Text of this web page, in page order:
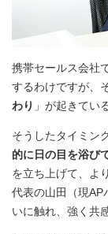
携帯セールス会社
するわけですが、
わり 」が起きてい
そうしたタイミン
的に日の目を浴び
を立ち上げて、よ
代表の山田（現AP
いに触れ、強く共